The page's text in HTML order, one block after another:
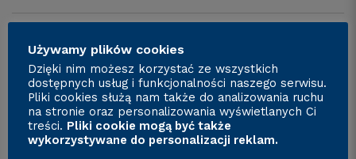
Zasady doboru przewodów
oraz urządzeń
zabezpieczających
Używamy plików cookies
Dzięki nim możesz korzystać ze wszystkich
dostępnych usług i funkcjonalności naszego serwisu.
Pliki cookies służą nam także do analizowania ruchu
na stronie oraz personalizowania wyświetlanych Ci
treści. Pliki cookie mogą być także
wykorzystywane do personalizacji reklam.